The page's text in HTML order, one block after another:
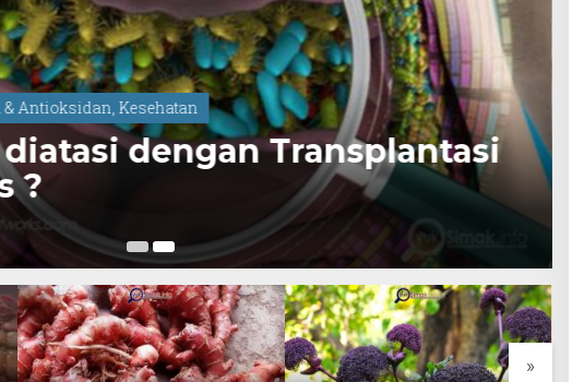
& Antioksidan, Kesehatan
dengan Transplantasi
?
3
»